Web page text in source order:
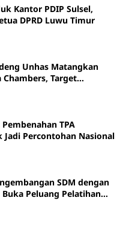
Kantor PDIP Sulsel,
DPRD Luwu Timur
Unhas Matangkan
Chambers, Target
TPA
Jadi Percontohan Nasional
SDM dengan
Peluang Pelatihan